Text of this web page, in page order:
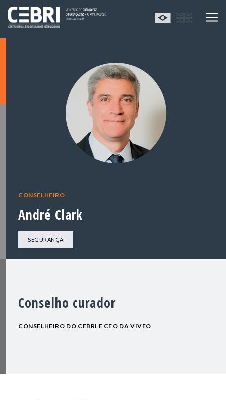
CONSELHEIRO
André Clark
SEGURANÇA
Conselho curador
CONSELHEIRO DO CEBRI E CEO DA VIVEO